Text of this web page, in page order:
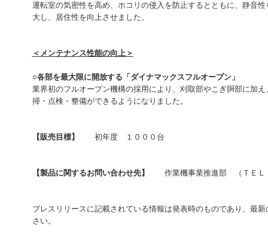
運転室の気密性を高め、ホコリの侵入を防止するとともに、静音
大し、居住性を向上させました。
＜メンテナンス性能の向上＞
○各部を最大限に開放する「ダイナマックスフルオープン」
業界初のフルオープン機構の採用により、刈取部やこぎ胴部に加
掃・点検・整備ができるようになりました。
【販売目標】 初年度 １０００台
【製品に関するお問い合わせ先】 作業機事業推進部 （ＴＥＬ
プレスリリースに記載されている情報は発表時のものであり、最
さい。